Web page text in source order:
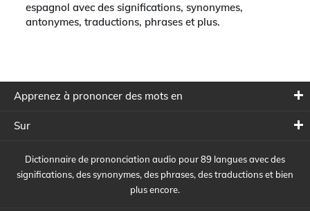
espagnol avec des significations, synonymes,
antonymes, traductions, phrases et plus.
Apprenez à prononcer des mots en
Sur
Dictionnaire de prononciation audio pour 89 langues avec des
significations, des synonymes, des phrases, des traductions et bien
plus encore.